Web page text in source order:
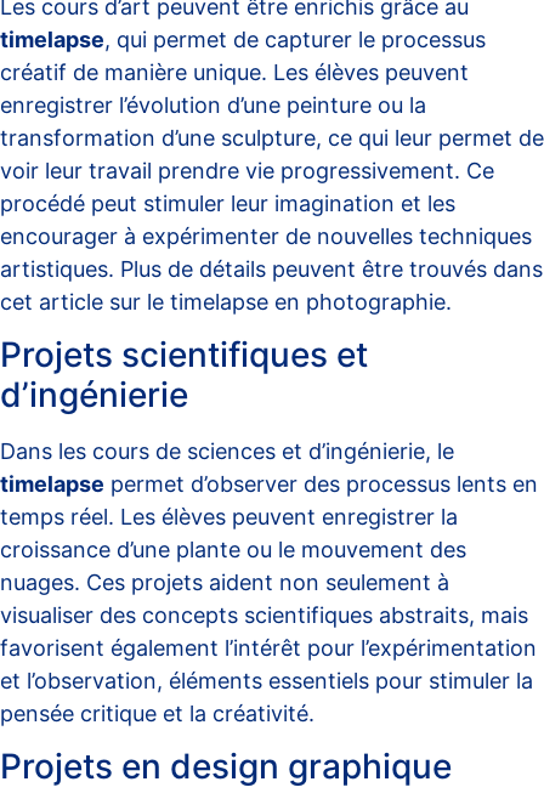
Les cours d’art peuvent être enrichis grâce au
timelapse, qui permet de capturer le processus
créatif de manière unique. Les élèves peuvent
enregistrer l’évolution d’une peinture ou la
transformation d’une sculpture, ce qui leur permet de
voir leur travail prendre vie progressivement. Ce
procédé peut stimuler leur imagination et les
encourager à expérimenter de nouvelles techniques
artistiques. Plus de détails peuvent être trouvés dans
cet article sur le timelapse en photographie.
Projets scientifiques et
d’ingénierie
Dans les cours de sciences et d’ingénierie, le
timelapse permet d’observer des processus lents en
temps réel. Les élèves peuvent enregistrer la
croissance d’une plante ou le mouvement des
nuages. Ces projets aident non seulement à
visualiser des concepts scientifiques abstraits, mais
favorisent également l’intérêt pour l’expérimentation
et l’observation, éléments essentiels pour stimuler la
pensée critique et la créativité.
Projets en design graphique